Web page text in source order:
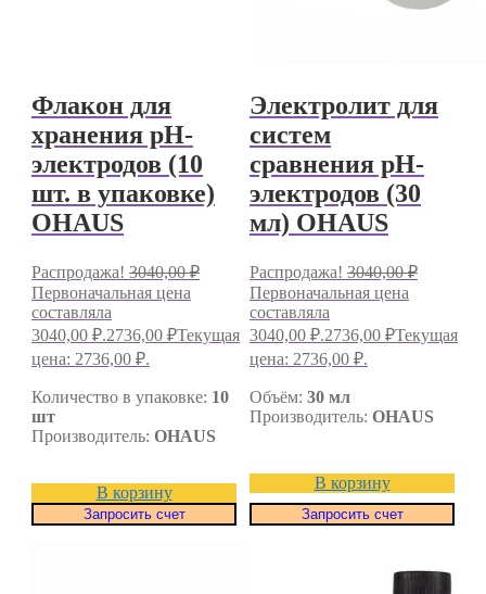
Флакон для
хранения pH-
электродов (10
шт. в упаковке)
OHAUS
Распродажа! 3040,00₽
Первоначальная цена
составляла
3040,00 ₽.2736,00 ₽Текущая
цена: 2736,00 ₽.
Количество в упаковке: 10
шт
Производитель: OHAUS
В корзину
Запросить счет
Электролит для
систем
сравнения pH-
электродов (30
мл) OHAUS
Распродажа! 3040,00₽
Первоначальная цена
составляла
3040,00 ₽.2736,00 ₽Текущая
цена: 2736,00 ₽.
Объём: 30 мл
Производитель: OHAUS
В корзину
Запросить счет